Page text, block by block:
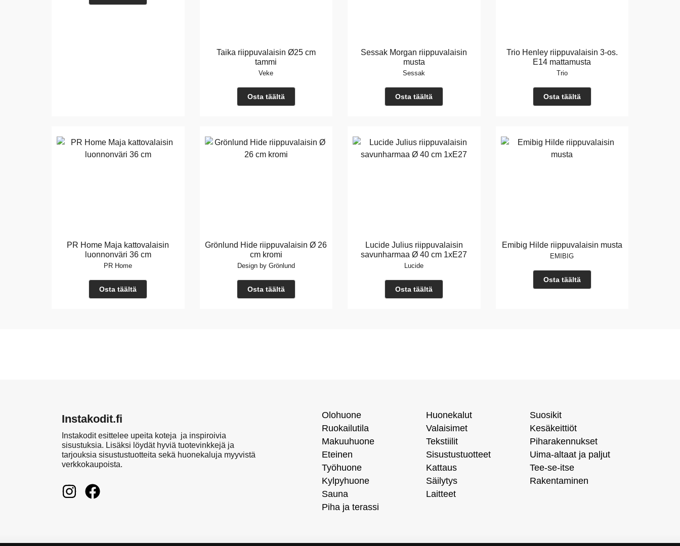
Taika riippuvalaisin Ø25 cm
tammi
Veke
Osta täältä
Sessak Morgan riippuvalaisin
musta
Sessak
Osta täältä
Trio Henley riippuvalaisin 3-os.
E14 mattamusta
Trio
Osta täältä
PR Home Maja kattovalaisin
luonnonväri 36 cm
PR Home
Osta täältä
Grönlund Hide riippuvalaisin Ø 26
cm kromi
Design by Grönlund
Osta täältä
Lucide Julius riippuvalaisin
savunharmaa Ø 40 cm 1xE27
Lucide
Osta täältä
Emibig Hilde riippuvalaisin musta
EMIBIG
Osta täältä
Instakodit.fi
Instakodit esittelee upeita koteja ja inspiroivia
sisustuksia. Lisäksi löydät hyviä tuotevinkkejä ja
tarjouksia sisustustuotteita sekä huonekaluja myyvistä
verkkokaupoista.
Olohuone
Ruokailutila
Makuuhuone
Eteinen
Työhuone
Kylpyhuone
Sauna
Piha ja terassi
Huonekalut
Valaisimet
Tekstiilit
Sisustustuotteet
Kattaus
Säilytys
Laitteet
Suosikit
Kesäkeittiöt
Piharakennukset
Uima-altaat ja paljut
Tee-se-itse
Rakentaminen